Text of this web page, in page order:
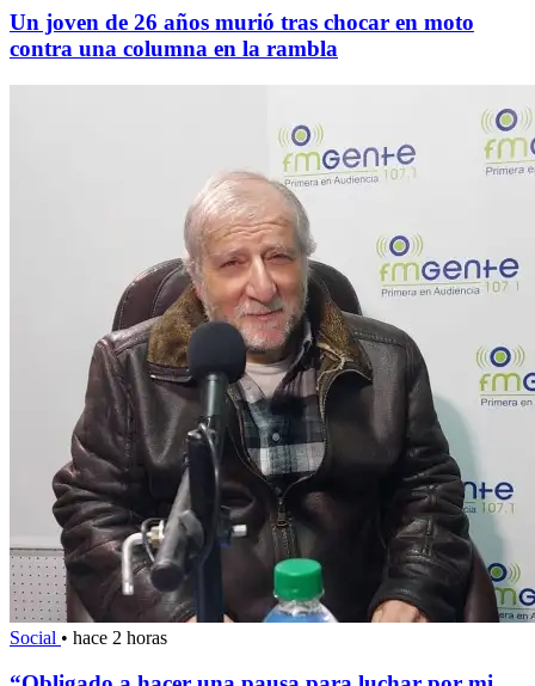
Un joven de 26 años murió tras chocar en moto
contra una columna en la rambla
Social • hace 2 horas